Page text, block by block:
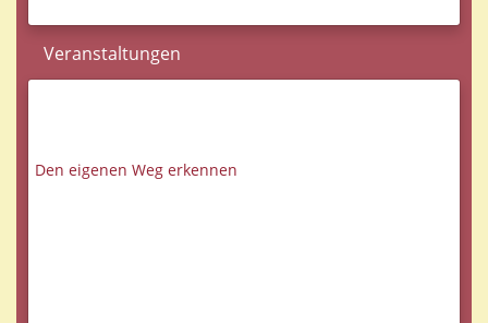
Veranstaltungen
Den eigenen Weg erkennen